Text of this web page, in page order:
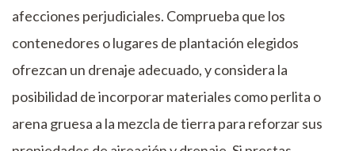
afecciones perjudiciales. Comprueba que los
contenedores o lugares de plantación elegidos
ofrezcan un drenaje adecuado, y considera la
posibilidad de incorporar materiales como perlita o
arena gruesa a la mezcla de tierra para reforzar sus